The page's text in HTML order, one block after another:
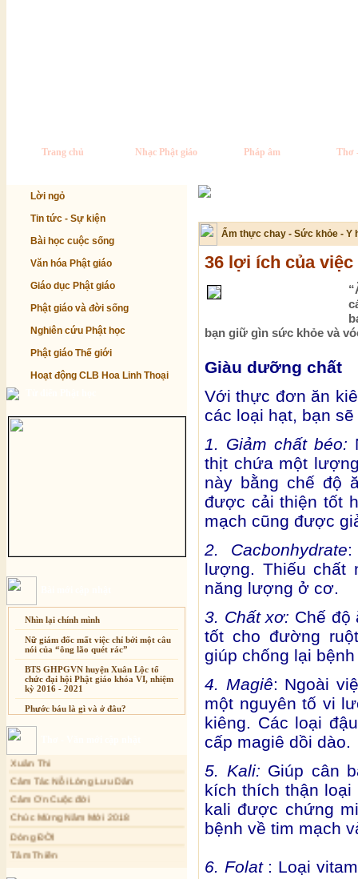
Trang chủ Nhạc Phật giáo Pháp âm Thơ
Lời ngỏ
Tin tức - Sự kiện
Bài học cuộc sống
Văn hóa Phật giáo
Giáo dục Phật giáo
Phật giáo và đời sống
Nghiên cứu Phật học
Phật giáo Thế giới
Hoạt động CLB Hoa Linh Thoại
Nhìn lại chính mình
Nữ giám đốc mất việc chỉ bởi một câu
nói của “ông lão quét rác”
BTS GHPGVN huyện Xuân Lộc tổ
chức đại hội Phật giáo khóa VI, nhiệm
kỳ 2016 - 2021
Phước báu là gì và ở đâu?
Sự thương-ghét của con người
Cải đạo: Nguyên nhân & giải pháp
Nỗi lòng của các bệnh nhân nghèo
An Giang: Tịnh thất Quy Nguyên
phát quà từ thiện tại xã Cư Yang
Tịnh xá Ngọc Đăng khai giảng Thiền
Cảm Tác Nỗi Lòng Lưu Dân
Cảm Ơn Cuộc đời
Chúc Mừng Năm Mới 2018
Dòng ĐỜI
Tâm Thiền
Chuông Ngân
Kính mừng Phật Đản
Ẩm thực chay - Sức khỏe - Y
36 lợi ích của việc
bạn giữ gìn sức khỏe và
Giàu dưỡng chất
Với thực đơn ăn
các loại hạt, bạn
1. Giảm chất béo:
thịt chứa một
này bằng chế độ
được cải thiện tốt
mạch cũng được
2. Cacbonhydrate
lượng. Thiếu chất
năng lượng ở cơ.
3. Chất xơ: Chế độ
tốt cho đường
giúp chống lại
4. Magiê: Ngoài
một nguyên tố vi
kiêng. Các loại
cấp magiê dồi dào.
5. Kali: Giúp cân
kích thích thận loại
kali được chứng
bệnh về tim mạch
6. Folat : Loại